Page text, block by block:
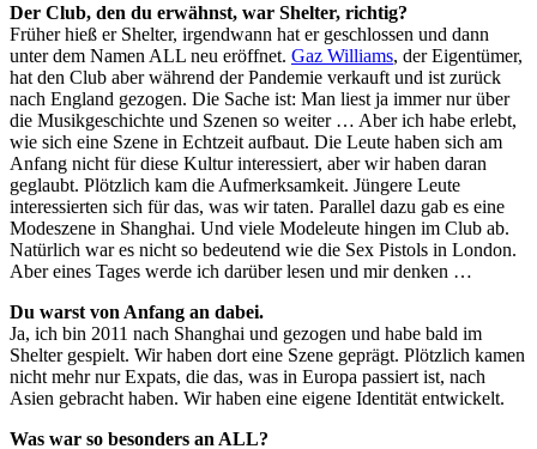
Der Club, den du erwähnst, war Shelter, richtig?
Früher hieß er Shelter, irgendwann hat er geschlossen und dann
unter dem Namen ALL neu eröffnet. Gaz Williams, der Eigentümer,
hat den Club aber während der Pandemie verkauft und ist zurück
nach England gezogen. Die Sache ist: Man liest ja immer nur über
die Musikgeschichte und Szenen so weiter … Aber ich habe erlebt,
wie sich eine Szene in Echtzeit aufbaut. Die Leute haben sich am
Anfang nicht für diese Kultur interessiert, aber wir haben daran
geglaubt. Plötzlich kam die Aufmerksamkeit. Jüngere Leute
interessierten sich für das, was wir taten. Parallel dazu gab es eine
Modeszene in Shanghai. Und viele Modeleute hingen im Club ab.
Natürlich war es nicht so bedeutend wie die Sex Pistols in London.
Aber eines Tages werde ich darüber lesen und mir denken …
Du warst von Anfang an dabei.
Ja, ich bin 2011 nach Shanghai und gezogen und habe bald im
Shelter gespielt. Wir haben dort eine Szene geprägt. Plötzlich kamen
nicht mehr nur Expats, die das, was in Europa passiert ist, nach
Asien gebracht haben. Wir haben eine eigene Identität entwickelt.
Was war so besonders an ALL?